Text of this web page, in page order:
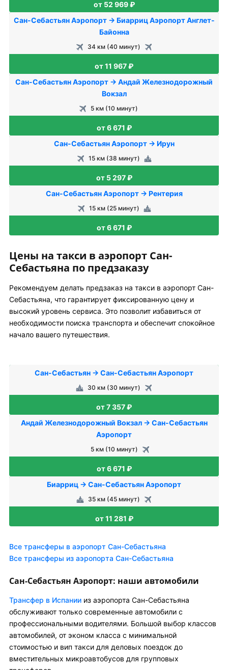
от 52 969 ₽
Сан-Себастьян Аэропорт → Биарриц Аэропорт Англет-
Байонна
34 км (40 минут)
от 11 967 ₽
Сан-Себастьян Аэропорт → Андай Железнодорожный
Вокзал
5 км (10 минут)
от 6 671 ₽
Сан-Себастьян Аэропорт → Ирун
15 км (38 минут)
от 5 297 ₽
Сан-Себастьян Аэропорт → Рентерия
15 км (25 минут)
от 6 671 ₽
Цены на такси в аэропорт Сан-
Себастьяна по предзаказу
Рекомендуем делать предзаказ на такси в аэропорт Сан-
Себастьяна, что гарантирует фиксированную цену и
высокий уровень сервиса. Это позволит избавиться от
необходимости поиска транспорта и обеспечит спокойное
начало вашего путешествия.
Сан-Себастьян → Сан-Себастьян Аэропорт
30 км (30 минут)
от 7 357 ₽
Андай Железнодорожный Вокзал → Сан-Себастьян
Аэропорт
5 км (10 минут)
от 6 671 ₽
Биарриц → Сан-Себастьян Аэропорт
35 км (45 минут)
от 11 281 ₽
Все трансферы в аэропорт Сан-Себастьяна
Все трансферы из аэропорта Сан-Себастьяна
Сан-Себастьян Аэропорт: наши автомобили
Трансфер в Испании из аэропорта Сан-Себастьяна
обслуживают только современные автомобили с
профессиональными водителями. Большой выбор классов
автомобилей, от эконом класса с минимальной
стоимостью и вип такси для деловых поездок до
вместительных микроавтобусов для групповых